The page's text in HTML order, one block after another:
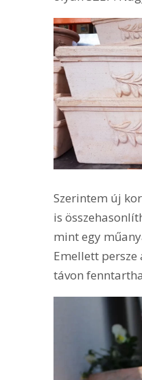
Szerintem új
is
mint egy
Emellett persze
távon